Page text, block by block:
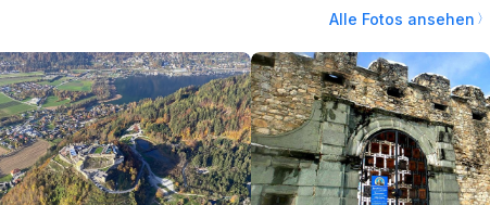
Alle Fotos ansehen